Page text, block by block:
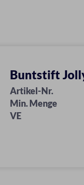
Buntstift
Artikel-Nr.
Min. Menge
VE